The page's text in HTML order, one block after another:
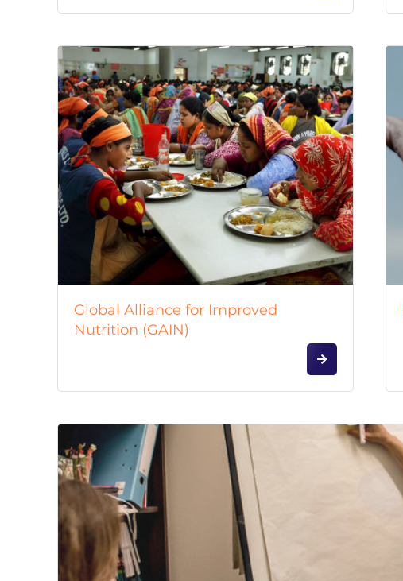
Global Alliance for Improved
Nutrition (GAIN)